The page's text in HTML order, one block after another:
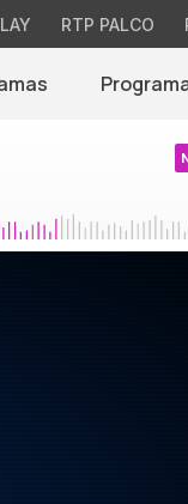
RTP PALCO